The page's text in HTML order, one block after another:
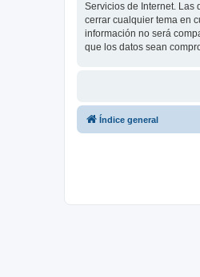
Servicios de Internet. Las
cerrar cualquier tema en
información no será
que los datos sean
Índice general